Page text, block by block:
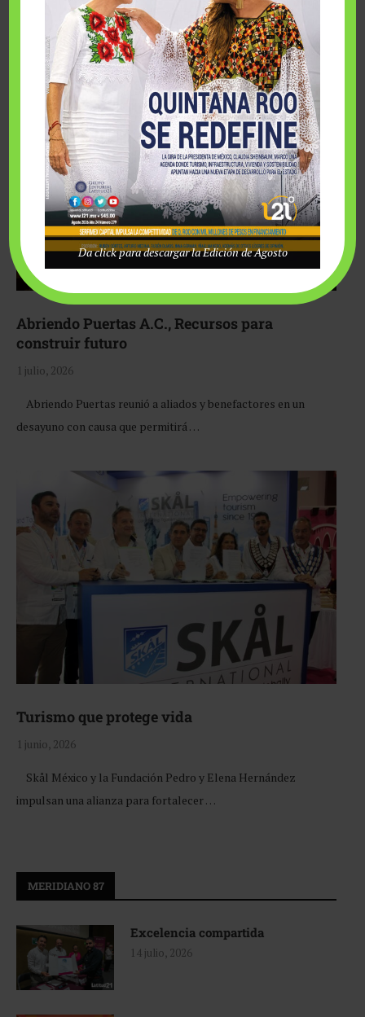
Fairmont Mayakoba y Make-A-Wish México unieron
esfuerzos para hacer realidad el deseo de una …
Abriendo Puertas A.C., Recursos para
construir futuro
1 julio, 2026
Abriendo Puertas reunió a aliados y benefactores en un
desayuno con causa que permitirá …
Turismo que protege vida
1 junio, 2026
Skål México y la Fundación Pedro y Elena Hernández
impulsan una alianza para fortalecer …
MERIDIANO 87
Excelencia compartida
14 julio, 2026
Da click para descargar la Edición de Agosto